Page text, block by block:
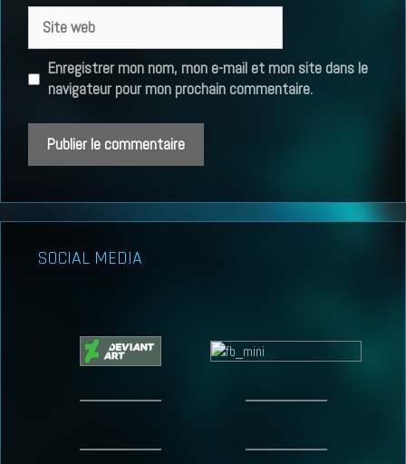
web
Enregistrer mon nom, mon e-mail et mon site dans le
navigateur pour mon prochain commentaire.
SOCIAL MEDIA